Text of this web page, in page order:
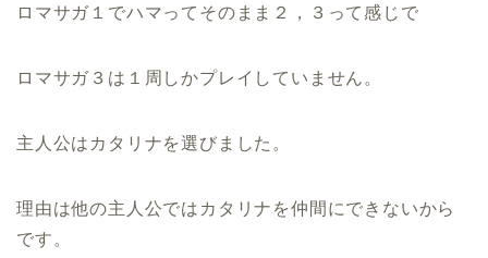
ロマサガ１でハマってそのまま２，３って感じで
ロマサガ３は１周しかプレイしていません。
主人公はカタリナを選びました。
理由は他の主人公ではカタリナを仲間にできないから
です。